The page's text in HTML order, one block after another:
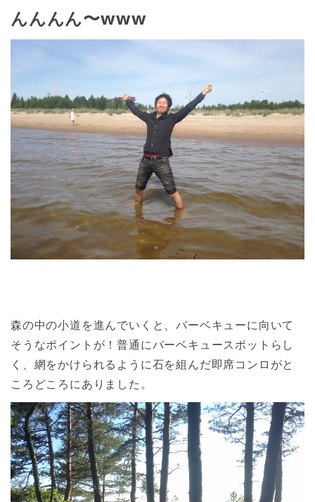
んんんん〜www
森の中の小道を進んでいくと、バーベキューに向いて
そうなポイントが！普通にバーベキュースポットらし
く、網をかけられるように石を組んだ即席コンロがと
ころどころにありました。